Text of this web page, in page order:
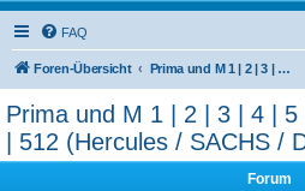
FAQ
Foren-Übersicht Prima und M 1 | 2 | 3 | 4 | 5 | 6 | 504/506 M | 510 | 512 (Hercules / SACHS / DKW)
Prima und M 1 | 2 | 3 | 4 |
| 512 (Hercules / SACHS /
Forum